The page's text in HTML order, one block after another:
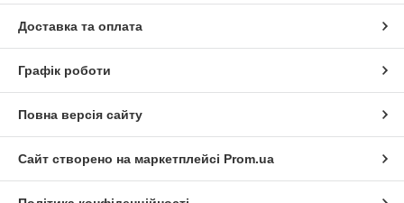
Доставка та оплата
Графік роботи
Повна версія сайту
Сайт створено на маркетплейсі Prom.ua